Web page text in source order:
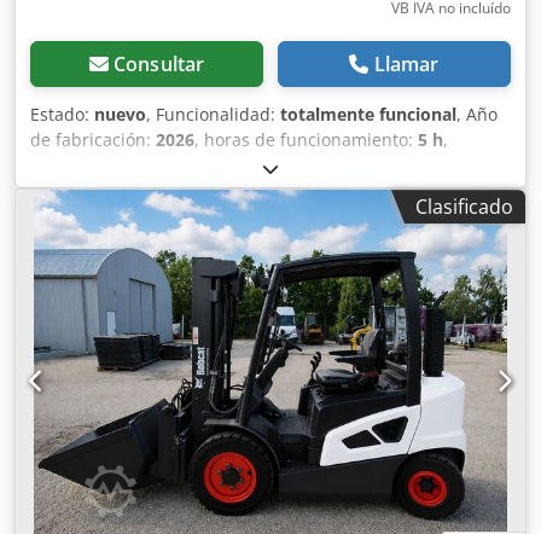
de trabajo delantero, cabina completa, elevación total,
limpiaparabrisas.
VB IVA no incluído
Consultar Llamar
Estado: nuevo, Funcionalidad: totalmente funcional, Año
de fabricación: 2026, horas de funcionamiento: 5 h,
1.200 kg, altura de elevación:
mm, tipo de combustible:eléctrico, tipo de mástil:dúplex,
altura de construcción:2.150 mm
, longitud de la horquilla:
1.150 mm
, peso en vacío:585 kg, longitud total: 1.710 mm
tipo de accionamiento:Elektro, ancho de construcción:
800 mm , Apilador Centro de carga: 600 mm Ancho de
horquillas: 180 mm Grosor de horquillas: 60 mm Tipo de
mástil: Dúplex Estado: Nuevo Estado técnico: Nuevo Tipo
de neumático delantero: Poliuretano Estado del neumático
delantero: 80 - 100% Chjdpfxsy Uz Sqo Ailsa Tipo de
neumático trasero: Poliuretano Estado del neumático
trasero: 80 - 100% Batería Voltios: 24V Batería Ah: 60Ah
Tipo de batería: Ion de litio Año de fabricación de la
batería: 2026 Estado de la batería: 80 - 100% Certificado
CE, Batería de ion de litio libre de mantenimiento 24 V
Clasificado